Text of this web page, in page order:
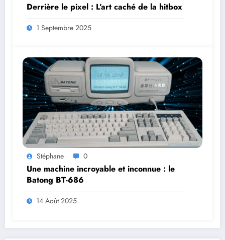
Derrière le pixel : L’art caché de la hitbox
1 Septembre 2025
Stéphane 0
Une machine incroyable et inconnue : le
Batong BT-686
14 Août 2025